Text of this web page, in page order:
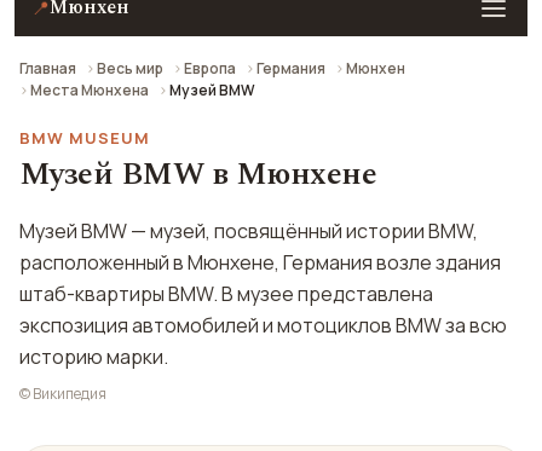
📍Мюнхен
Главная Весь мир Европа Германия
Мюнхен
Места Мюнхена
Музей BMW
BMW MUSEUM
Музей BMW в Мюнхене
Музей BMW — музей, посвящённый истории BMW,
расположенный в Мюнхене, Германия возле здания
штаб-квартиры BMW. В музее представлена
экспозиция автомобилей и мотоциклов BMW за всю
историю марки.
© Википедия